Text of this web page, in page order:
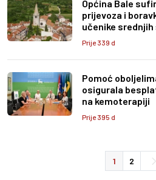
Općina Bale
prijevoza i
učenike srednjih
Prije 339 d
Pomoć
osigurala
na kemoterapiji
Prije 395 d
1 2